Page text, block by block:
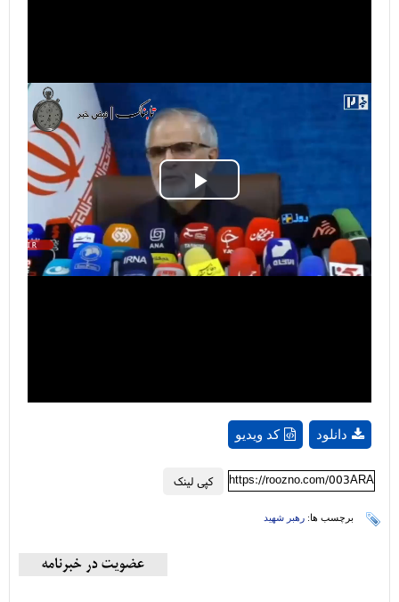
Play
Video
کد ویدیو دانلود
کپی لینک https://roozno.com/003ARA
برچسب ها: رهبر شهید